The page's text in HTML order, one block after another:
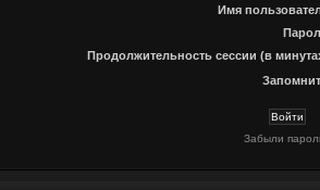
Имя
Продолжительность сессии (в
Забыли